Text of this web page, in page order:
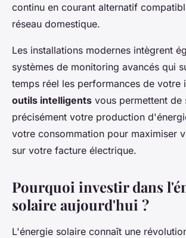
continu en courant alternatif
réseau domestique.
Les installations modernes intègrent
systèmes de monitoring avancés qui
temps réel les performances de votre
outils intelligents vous permettent de
précisément votre production
votre consommation pour maximiser
sur votre facture électrique.
Pourquoi investir dans
solaire aujourd'hui ?
L'énergie solaire connaît une